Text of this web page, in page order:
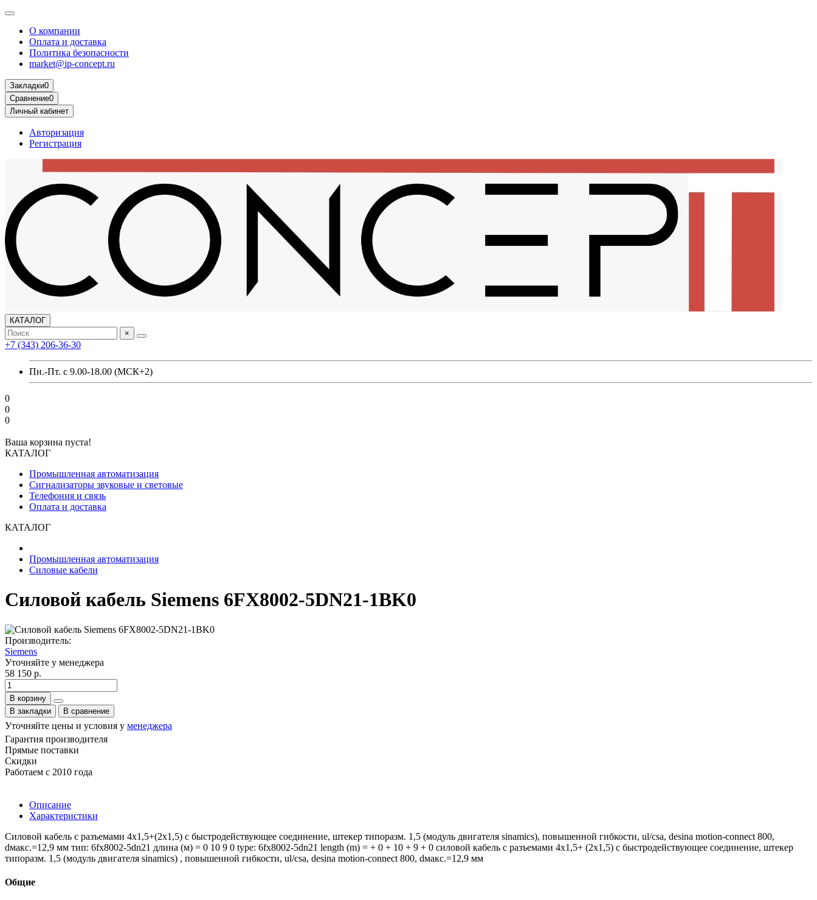
О компании
Оплата и доставка
Политика безопасности
market@ip-concept.ru
Закладки0
Сравнение0
Личный кабинет
Авторизация
Регистрация
КАТАЛОГ
×
+7 (343) 206-36-30
Пн.-Пт. с 9.00-18.00 (МСК+2)
0
0
0
Ваша корзина пуста!
КАТАЛОГ
Промышленная автоматизация
Сигнализаторы звуковые и световые
Телефония и связь
Оплата и доставка
КАТАЛОГ
Промышленная автоматизация
Силовые кабели
Силовой кабель Siemens 6FX8002-5DN21-1BK0
Производитель:
Siemens
Уточняйте у менеджера
58 150 р.
В корзину
В закладки
В сравнение
Уточняйте цены и условия у менеджера
Гарантия производителя
Прямые поставки
Скидки
Работаем с 2010 года
Описание
Характеристики
Силовой кабель с разъемами 4x1,5+(2x1,5) c быстродействующее соединение, штекер типоразм. 1,5 (модуль двигателя sinamics), повышенной гибкости, ul/csa, desina motion-connect 800,
dмакс.=12,9 мм тип: 6fx8002-5dn21 длина (м) = 0 10 9 0 type: 6fx8002-5dn21 length (m) = + 0 + 10 + 9 + 0 силовой кабель с разъемами 4x1,5+ (2x1,5) c быстродействующее соединение, штекер
типоразм. 1,5 (модуль двигателя sinamics) , повышенной гибкости, ul/csa, desina motion-connect 800, dмакс.=12,9 мм
Общие